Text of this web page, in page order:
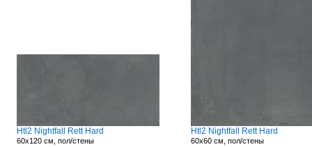
Htl2 Nightfall Rett Hard
60x120 см, пол/стены
Htl2 Nightfall Rett Hard
60x60 см, пол/стены